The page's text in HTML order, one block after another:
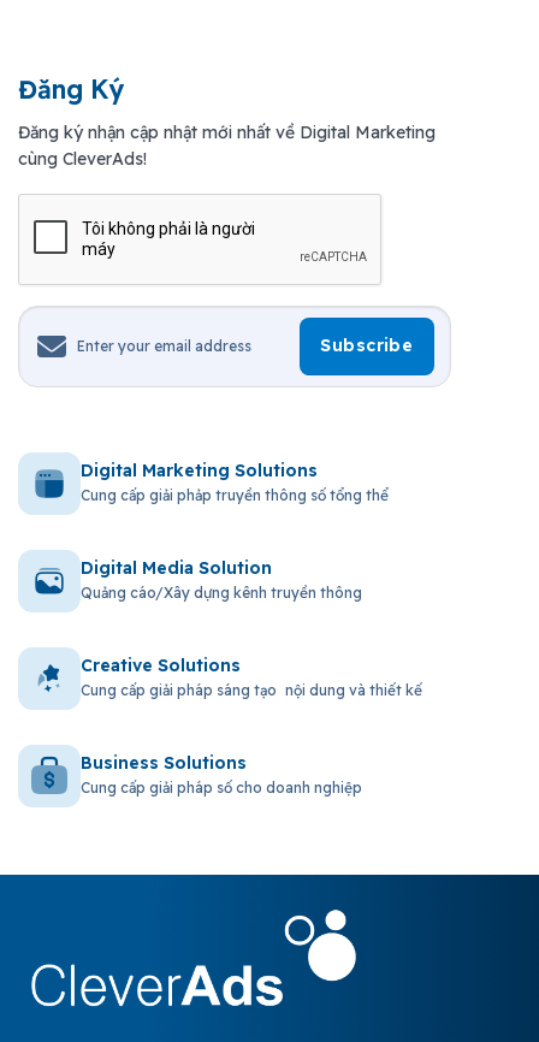
Đăng Ký
Đăng ký nhận cập nhật mới nhất về Digital Marketing
cùng CleverAds!
Digital Marketing Solutions
Cung cấp giải phảp truyền thông số tổng thể
Digital Media Solution
Quảng cáo/Xây dựng kênh truyền thông
Creative Solutions
Cung cấp giải pháp sáng tạo nội dung và thiết kế
Business Solutions
Cung cấp giải pháp số cho doanh nghiệp